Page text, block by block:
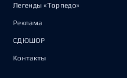
Легенды «Торпедо»
Реклама
СДЮШОР
Контакты